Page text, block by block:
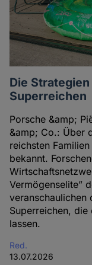
Die
Superreichen
Porsche &amp;
&amp; Co.: Über
reichsten
bekannt.
Vermögenselite”
veranschaulichen
Superreichen,
lassen.
Red.
13.07.2026